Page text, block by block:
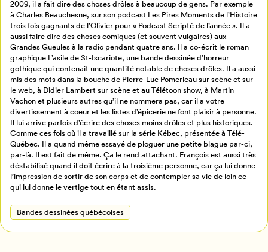
Billetterie
Retour à l’accueil
2009, il a fait dire des choses drôles à beaucoup de gens. Par exemple
à Charles Beauchesne, sur son podcast Les Pires Moments de l’Histoire
trois fois gagnants de l’Olivier pour « Podcast Scripté de l’année ». Il a
aussi faire dire des choses comiques (et souvent vulgaires) aux
Grandes Gueules à la radio pendant quatre ans. Il a co-écrit le roman
graphique L’asile de St-Iscariote, une bande dessinée d’horreur
gothique qui contenait une quantité notable de choses drôles. Il a aussi
mis des mots dans la bouche de Pierre-Luc Pomerleau sur scène et sur
le web, à Didier Lambert sur scène et au Télétoon show, à Martin
Vachon et plusieurs autres qu’il ne nommera pas, car il a votre
divertissement à coeur et les listes d’épicerie ne font plaisir à personne.
Il lui arrive parfois d’écrire des choses moins drôles et plus historiques.
Comme ces fois où il a travaillé sur la série Kébec, présentée à Télé-
Québec. Il a quand même essayé de ploguer une petite blague par-ci,
par-là. Il est fait de même. Ça le rend attachant. François est aussi très
déstabilisé quand il doit écrire à la troisième personne, car ça lui donne
l’impression de sortir de son corps et de contempler sa vie de loin ce
qui lui donne le vertige tout en étant assis.
Bandes dessinées québécoises
Se connecter
Créer un profil
Annuler